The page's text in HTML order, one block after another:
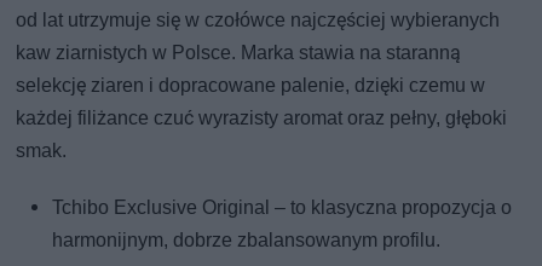
od lat utrzymuje się w czołówce najczęściej wybieranych
kaw ziarnistych w Polsce. Marka stawia na staranną
selekcję ziaren i dopracowane palenie, dzięki czemu w
każdej filiżance czuć wyrazisty aromat oraz pełny, głęboki
smak.
Tchibo Exclusive Original – to klasyczna propozycja o
harmonijnym, dobrze zbalansowanym profilu.